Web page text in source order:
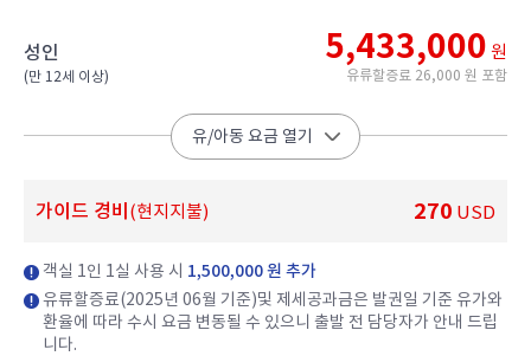
성인
(만 12세 이상)​
5,433,000 원
유류할증료 26,000 원 포함
유/아동 요금 열기
가이드 경비 (현지지불) 270 USD
객실 1인 1실 사용 시 1,500,000 원 추가
유류할증료(2025년 06월 기준)및 제세공과금은 발권일 기준 유가와
환율에 따라 수시 요금 변동될 수 있으니 출발 전 담당자가 안내 드립
니다.